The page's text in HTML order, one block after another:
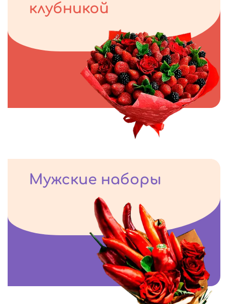
клубникой
Мужские наборы